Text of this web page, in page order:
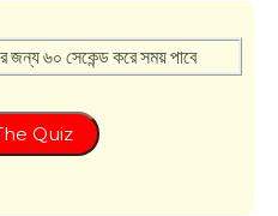
জন্য ৬০ সেকেন্ড করে সময় পাবে
Quiz